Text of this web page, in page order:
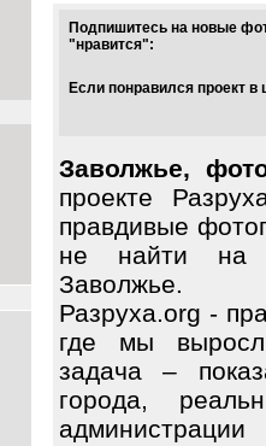
Подпишитесь на новые
"нравится":
Если понравился проект
Заволжье,
проекте
правдивые
не найти на
Заволжье.
Разруха.org -
где мы
задача –
города,